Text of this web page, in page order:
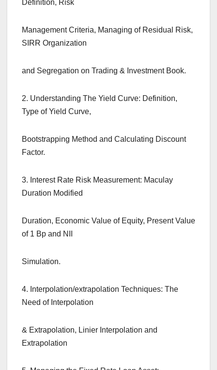
Definition, Risk
Management Criteria, Managing of Residual Risk,
SIRR Organization
and Segregation on Trading & Investment Book.
2. Understanding The Yield Curve: Definition,
Type of Yield Curve,
Bootstrapping Method and Calculating Discount
Factor.
3. Interest Rate Risk Measurement: Maculay
Duration Modified
Duration, Economic Value of Equity, Present Value
of 1 Bp and NII
Simulation.
4. Interpolation/extrapolation Techniques: The
Need of Interpolation
& Extrapolation, Linier Interpolation and
Extrapolation